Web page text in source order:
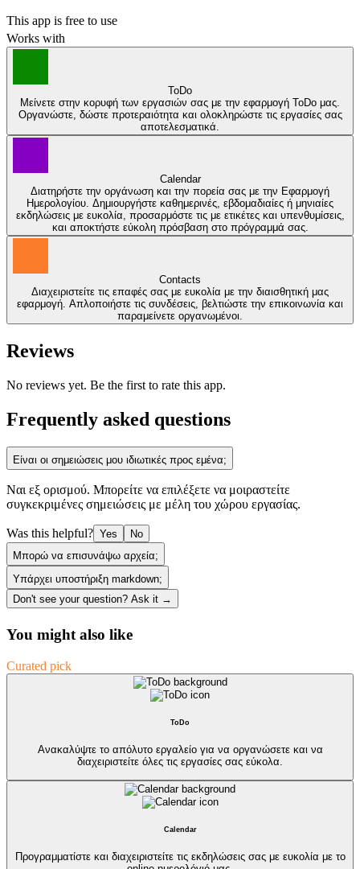
This app is free to use
Works with
ToDo
Μείνετε στην κορυφή των εργασιών σας με την εφαρμογή ToDo μας.
Οργανώστε, δώστε προτεραιότητα και ολοκληρώστε τις εργασίες σας
αποτελεσματικά.
Calendar
Διατηρήστε την οργάνωση και την πορεία σας με την Εφαρμογή
Ημερολογίου. Δημιουργήστε καθημερινές, εβδομαδιαίες ή μηνιαίες
εκδηλώσεις με ευκολία, προσαρμόστε τις με ετικέτες και υπενθυμίσεις,
και αποκτήστε εύκολη πρόσβαση στο πρόγραμμά σας.
Contacts
Διαχειριστείτε τις επαφές σας με ευκολία με την διαισθητική μας
εφαρμογή. Απλοποιήστε τις συνδέσεις, βελτιώστε την επικοινωνία και
παραμείνετε οργανωμένοι.
Reviews
No reviews yet. Be the first to rate this app.
Frequently asked questions
Είναι οι σημειώσεις μου ιδιωτικές προς εμένα;
Ναι εξ ορισμού. Μπορείτε να επιλέξετε να μοιραστείτε
συγκεκριμένες σημειώσεις με μέλη του χώρου εργασίας.
Was this helpful? Yes
No
Μπορώ να επισυνάψω αρχεία;
Υπάρχει υποστήριξη markdown;
Don't see your question? Ask it →
You might also like
Curated pick
ToDo
Ανακαλύψτε το απόλυτο εργαλείο για να οργανώσετε και να
διαχειριστείτε όλες τις εργασίες σας εύκολα.
Calendar
Προγραμματίστε και διαχειριστείτε τις εκδηλώσεις σας με ευκολία με το